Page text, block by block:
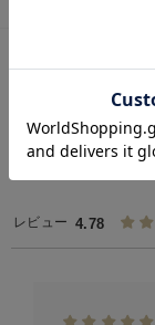
ベビーベ
レビュー 4.78